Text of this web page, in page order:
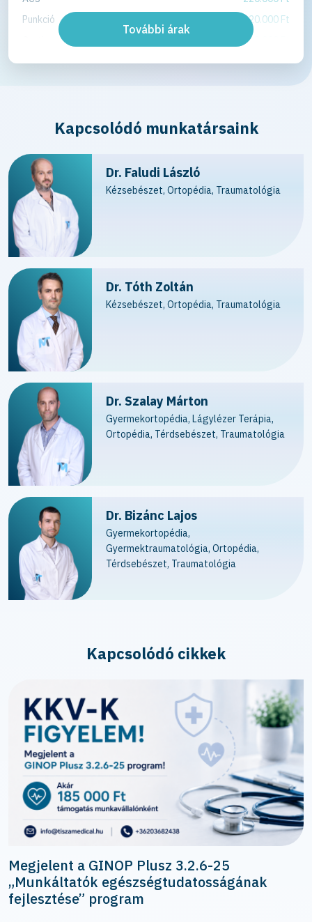
Punkció
20.000 Ft
Cartinorm extra injekció (ampulla / db ár)
28.000 Ft
Ambuláns kis beavatkozások ára
100.000 - 300.000 Ft
(A helyi érzéstelenítésben végzett kis
meghatározása minden esetben
szakorvosi konzultáció keretében kerül
meghatározásra a probléma típusától,
mértékétől a beavatkozás hosszától
függően)
Kéztő alagút (carpal tunnel) szindróma
műtéti kezelése helyi
érzéstelenítésben
Pattanó ujj műtéti kezelése helyi
érzéstelenítésben
Ganglion eltávolítás helyi
érzéstelenítésben
220.000 - 250.000 Ft
Ínfelszabadítás (DeQuervain
szindróma) helyi érzéstelenítésben
Ambuláns kisbeavatkozás utáni kontroll
vizsgálat (1 hónapon belül) díjmentes
Angol nyelvű leletkiadás leletenként
15.000 Ft
Receptírás
További árak
Kapcsolódó munkatársaink
Dr. Faludi László
Kézsebészet, Ortopédia, Traumatológia
Dr. Tóth Zoltán
Kézsebészet, Ortopédia, Traumatológia
Dr. Szalay Márton
Gyermekortopédia, Lágylézer Terápia,
Ortopédia, Térdsebészet, Traumatológia
Dr. Bizánc Lajos
Gyermekortopédia,
Gyermektraumatológia, Ortopédia,
Térdsebészet, Traumatológia
Kapcsolódó cikkek
Megjelent a GINOP Plusz 3.2.6-25
„Munkáltatók egészségtudatosságának
fejlesztése” program